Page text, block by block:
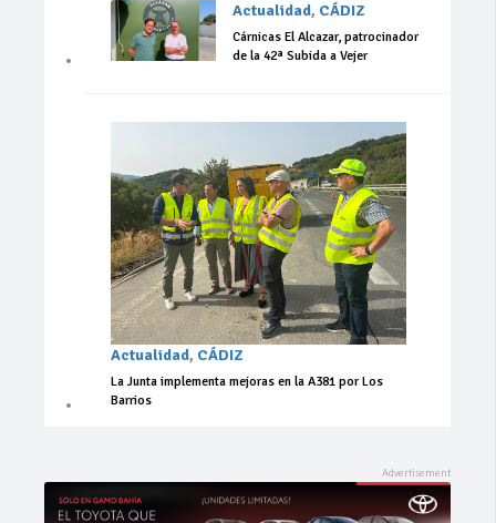
Actualidad, CÁDIZ
Cárnicas El Alcazar, patrocinador
de la 42ª Subida a Vejer
Actualidad, CÁDIZ
La Junta implementa mejoras en la A381 por Los
Barrios